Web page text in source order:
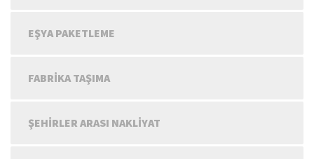
EŞYA PAKETLEME
FABRIKA TAŞIMA
ŞEHIRLER ARASI NAKLIYAT